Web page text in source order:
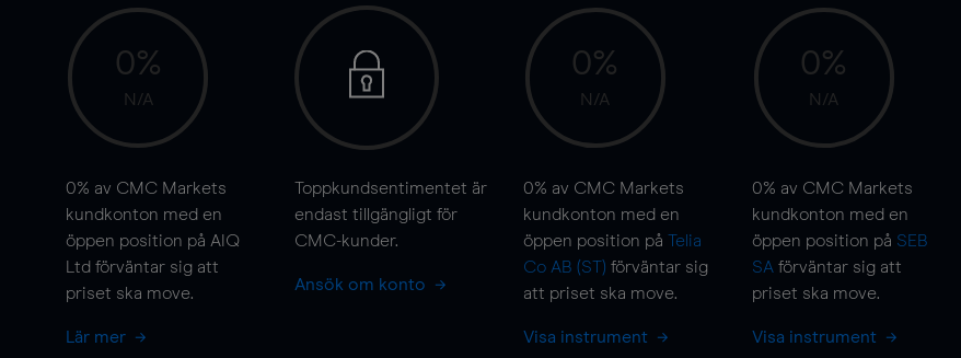
0%
N/A
0% av CMC Markets
kundkonton med en
öppen position på AIQ
Ltd förväntar sig att
priset ska move.
Lär mer
Toppkundsentimentet är
endast tillgängligt för
CMC-kunder.
Ansök om konto
0%
N/A
0% av CMC Markets
kundkonton med en
öppen position på Telia
Co AB (ST) förväntar sig
att priset ska move.
Visa instrument
0%
N/A
0% av CMC Markets
kundkonton med en
öppen position på SEB
SA förväntar sig att
priset ska move.
Visa instrument